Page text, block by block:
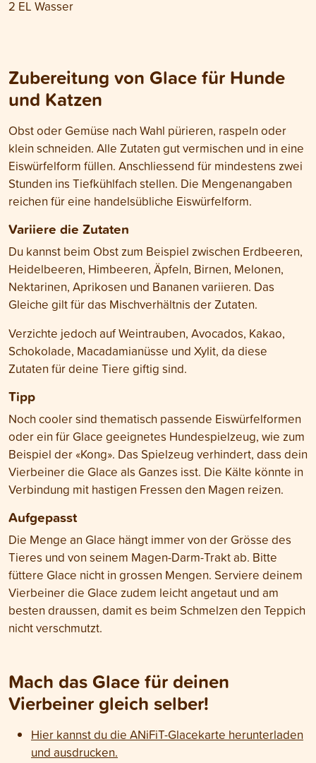
2 EL Wasser
Zubereitung von Glace für Hunde
und Katzen
Obst oder Gemüse nach Wahl pürieren, raspeln oder
klein schneiden. Alle Zutaten gut vermischen und in eine
Eiswürfelform füllen. Anschliessend für mindestens zwei
Stunden ins Tiefkühlfach stellen. Die Mengenangaben
reichen für eine handelsübliche Eiswürfelform.
Variiere die Zutaten
Du kannst beim Obst zum Beispiel zwischen Erdbeeren,
Heidelbeeren, Himbeeren, Äpfeln, Birnen, Melonen,
Nektarinen, Aprikosen und Bananen variieren. Das
Gleiche gilt für das Mischverhältnis der Zutaten.
Verzichte jedoch auf Weintrauben, Avocados, Kakao,
Schokolade, Macadamianüsse und Xylit, da diese
Zutaten für deine Tiere giftig sind.
Tipp
Noch cooler sind thematisch passende Eiswürfelformen
oder ein für Glace geeignetes Hundespielzeug, wie zum
Beispiel der «Kong». Das Spielzeug verhindert, dass dein
Vierbeiner die Glace als Ganzes isst. Die Kälte könnte in
Verbindung mit hastigen Fressen den Magen reizen.
Aufgepasst
Die Menge an Glace hängt immer von der Grösse des
Tieres und von seinem Magen-Darm-Trakt ab. Bitte
füttere Glace nicht in grossen Mengen. Serviere deinem
Vierbeiner die Glace zudem leicht angetaut und am
besten draussen, damit es beim Schmelzen den Teppich
nicht verschmutzt.
Mach das Glace für deinen
Vierbeiner gleich selber!
Hier kannst du die ANiFiT-Glacekarte herunterladen
und ausdrucken.